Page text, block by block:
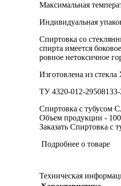
Максимальная
Индивидуальная
Спиртовка со
спирта имеется
ровное нетоксичное
Изготовлена из
ТУ 4320-012-29508133-
Спиртовка с тубусом
Объем продукции -
Заказать Спиртовка с
Подробнее о товаре
Техническая